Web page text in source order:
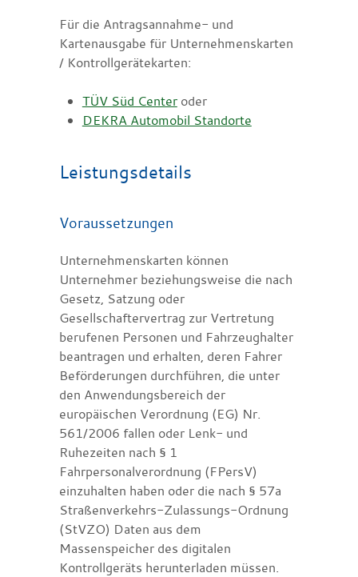
Für die Antragsannahme- und
Kartenausgabe für Unternehmenskarten
/ Kontrollgerätekarten:
TÜV Süd Centeroder
DEKRA Automobil Standorte
Leistungsdetails
Voraussetzungen
Unternehmenskarten können
Unternehmer beziehungsweise die nach
Gesetz, Satzung oder
Gesellschaftervertrag zur Vertretung
berufenen Personen und Fahrzeughalter
beantragen und erhalten, deren Fahrer
Beförderungen durchführen, die unter
den Anwendungsbereich der
europäischen Verordnung (EG) Nr.
561/2006 fallen oder Lenk- und
Ruhezeiten nach § 1
Fahrpersonalverordnung (FPersV)
einzuhalten haben oder die nach § 57a
Straßenverkehrs-Zulassungs-Ordnung
(StVZO) Daten aus dem
Massenspeicher des digitalen
Kontrollgeräts herunterladen müssen.